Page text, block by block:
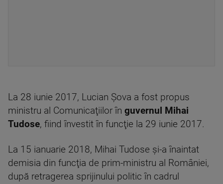
La 28 iunie 2017, Lucian Şova a fost propus
ministru al Comunicaţiilor în guvernul Mihai
Tudose, fiind învestit în funcţie la 29 iunie 2017.
La 15 ianuarie 2018, Mihai Tudose şi-a înaintat
demisia din funcţia de prim-ministru al României,
după retragerea sprijinului politic în cadrul